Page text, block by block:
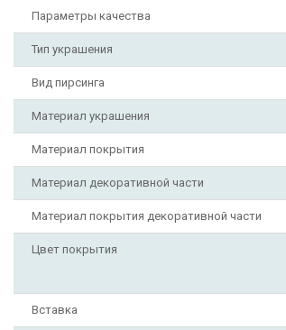
Параметры качества
Тип украшения
Вид пирсинга
Материал украшения
Материал покрытия
Материал декоративной части
Материал покрытия декоративной части
Цвет покрытия
Вставка